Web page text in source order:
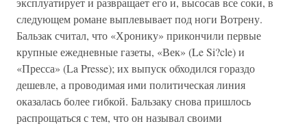
следующем романе выплевывает под ноги Вотрену.
Бальзак считал, что «Хронику» прикончили первые
крупные ежедневные газеты, «Век» (Le Si?cle) и
«Пресса» (La Presse); их выпуск обходился гораздо
дешевле, а проводимая ими политическая линия
оказалась более гибкой. Бальзаку снова пришлось
распрощаться с тем, что он называл своими